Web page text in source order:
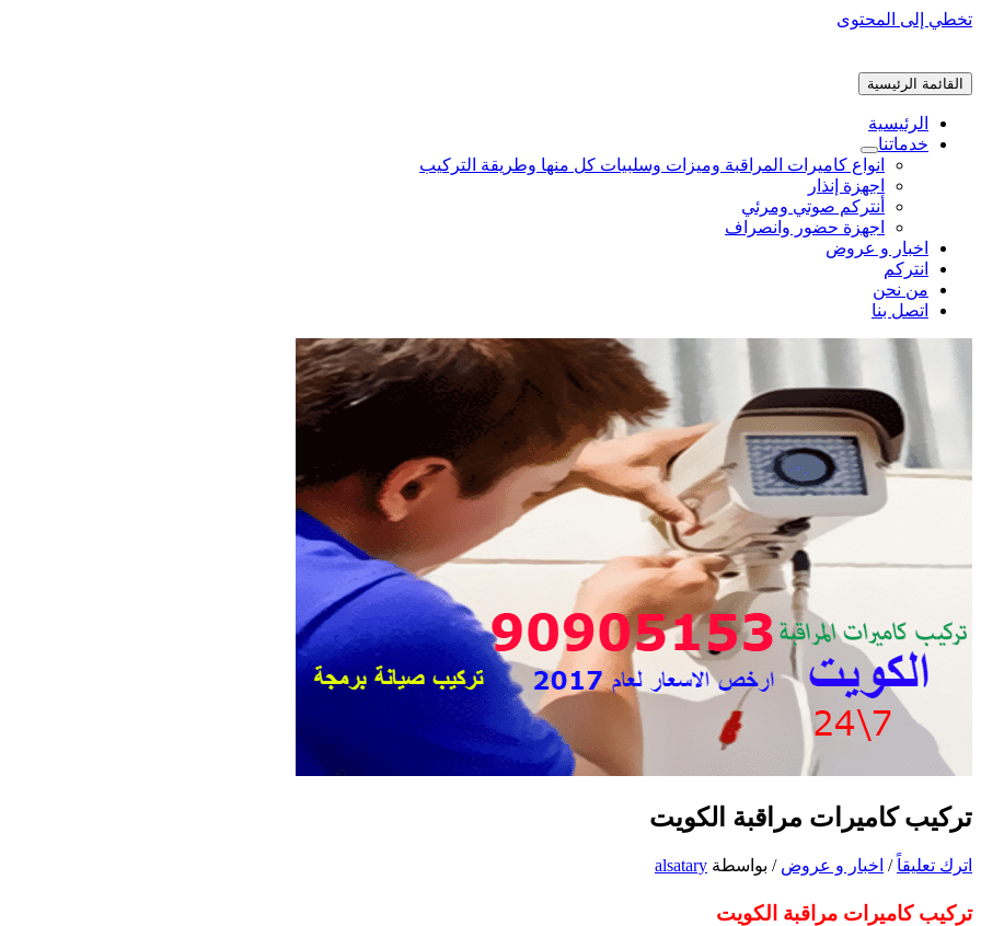
تخطي إلى المحتوى
القائمة الرئيسية
الرئيسية
خدماتنا
انواع كاميرات المراقبة وميزات وسلبيات كل منها وطريقة التركيب
اجهزة إنذار
أنتركم صوتي ومرئي
اجهزة حضور وانصراف
اخبار و عروض
انتركم
من نحن
اتصل بنا
تركيب كاميرات مراقبة الكويت
اترك تعليقاً / اخبار و عروض / بواسطة alsatary
تركيب كاميرات مراقبة الكويت